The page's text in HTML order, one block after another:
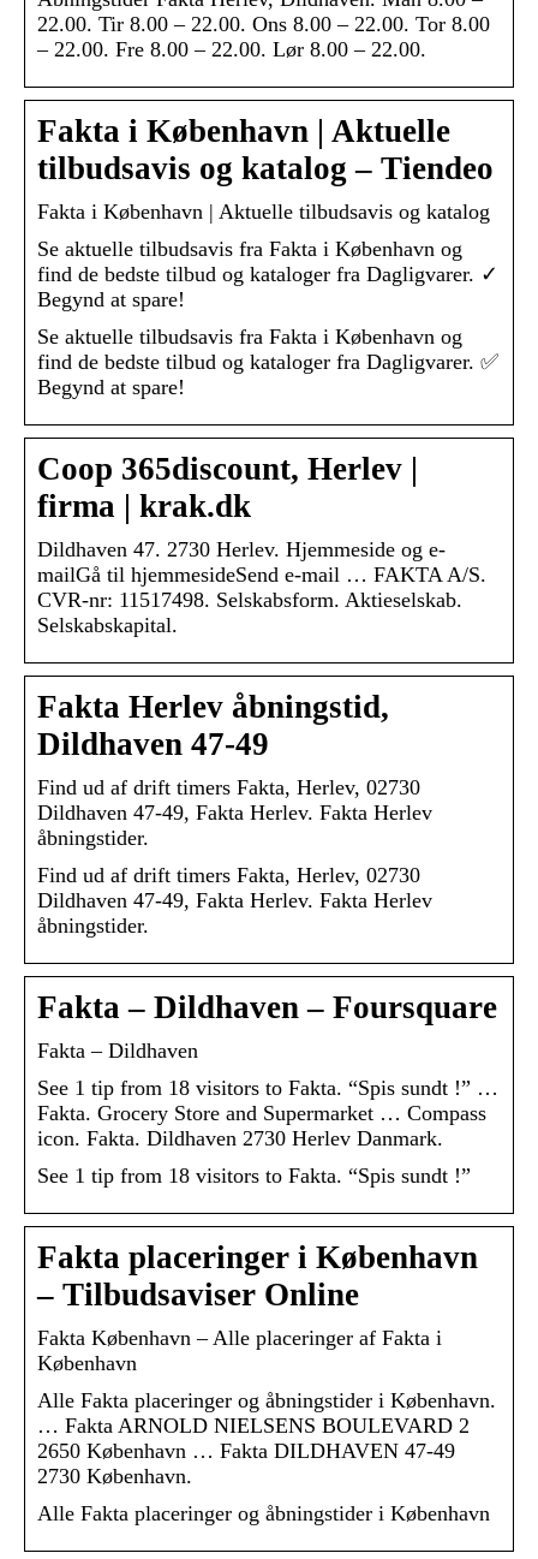
22.00. Tir 8.00 – 22.00. Ons 8.00 – 22.00. Tor 8.00
– 22.00. Fre 8.00 – 22.00. Lør 8.00 – 22.00.
Fakta i København | Aktuelle
tilbudsavis og katalog – Tiendeo
Fakta i København | Aktuelle tilbudsavis og katalog
Se aktuelle tilbudsavis fra Fakta i København og
find de bedste tilbud og kataloger fra Dagligvarer. ✓
Begynd at spare!
Se aktuelle tilbudsavis fra Fakta i København og
find de bedste tilbud og kataloger fra Dagligvarer. ✅
Begynd at spare!
Coop 365discount, Herlev |
firma | krak.dk
Dildhaven 47. 2730 Herlev. Hjemmeside og e-
mailGå til hjemmesideSend e-mail … FAKTA A/S.
CVR-nr: 11517498. Selskabsform. Aktieselskab.
Selskabskapital.
Fakta Herlev åbningstid,
Dildhaven 47-49
Find ud af drift timers Fakta, Herlev, 02730
Dildhaven 47-49, Fakta Herlev. Fakta Herlev
åbningstider.
Find ud af drift timers Fakta, Herlev, 02730
Dildhaven 47-49, Fakta Herlev. Fakta Herlev
åbningstider.
Fakta – Dildhaven – Foursquare
Fakta – Dildhaven
See 1 tip from 18 visitors to Fakta. “Spis sundt !” …
Fakta. Grocery Store and Supermarket … Compass
icon. Fakta. Dildhaven 2730 Herlev Danmark.
See 1 tip from 18 visitors to Fakta. “Spis sundt !”
Fakta placeringer i København
– Tilbudsaviser Online
Fakta København – Alle placeringer af Fakta i
København
Alle Fakta placeringer og åbningstider i København.
… Fakta ARNOLD NIELSENS BOULEVARD 2
2650 København … Fakta DILDHAVEN 47-49
2730 København.
Alle Fakta placeringer og åbningstider i København